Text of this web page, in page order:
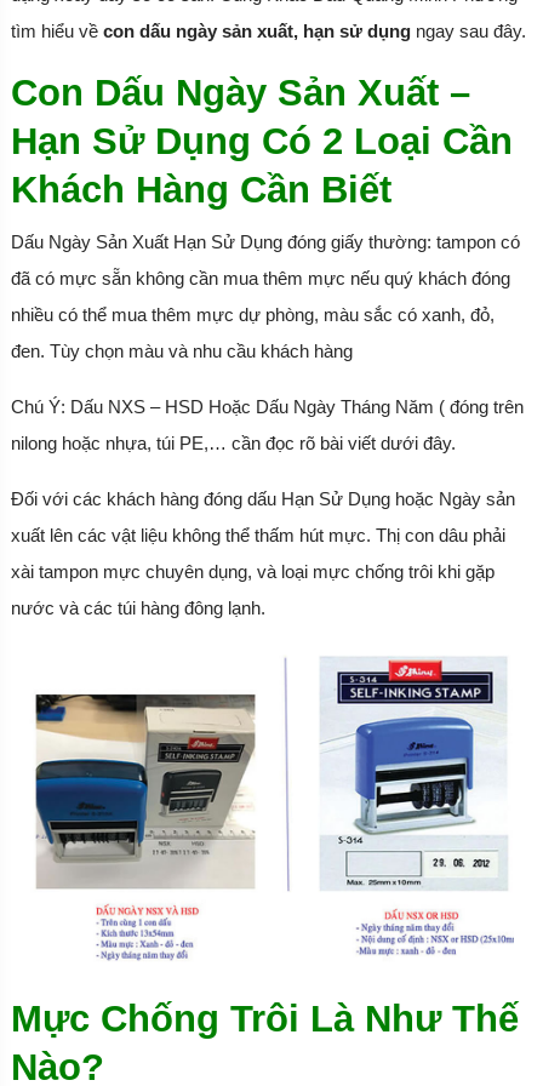
tìm hiểu về con dấu ngày sản xuất, hạn sử dụng ngay sau đây.
Con Dấu Ngày Sản Xuất –
Hạn Sử Dụng Có 2 Loại Cần
Khách Hàng Cần Biết
Dấu Ngày Sản Xuất Hạn Sử Dụng đóng giấy thường: tampon có
đã có mực sẵn không cần mua thêm mực nếu quý khách đóng
nhiều có thể mua thêm mực dự phòng, màu sắc có xanh, đỏ,
đen. Tùy chọn màu và nhu cầu khách hàng
Chú Ý: Dấu NXS – HSD Hoặc Dấu Ngày Tháng Năm ( đóng trên
nilong hoặc nhựa, túi PE,… cần đọc rõ bài viết dưới đây.
Đối với các khách hàng đóng dấu Hạn Sử Dụng hoặc Ngày sản
xuất lên các vật liệu không thể thấm hút mực. Thị con dâu phải
xài tampon mực chuyên dụng, và loại mực chống trôi khi gặp
nước và các túi hàng đông lạnh.
Mực Chống Trôi Là Như Thế
Nào?